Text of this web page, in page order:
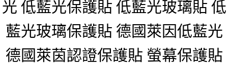
光 低藍光保護貼 低藍光玻璃貼 低
藍光玻璃保護貼 德國萊因低藍光
德國萊茵認證保護貼 螢幕保護貼